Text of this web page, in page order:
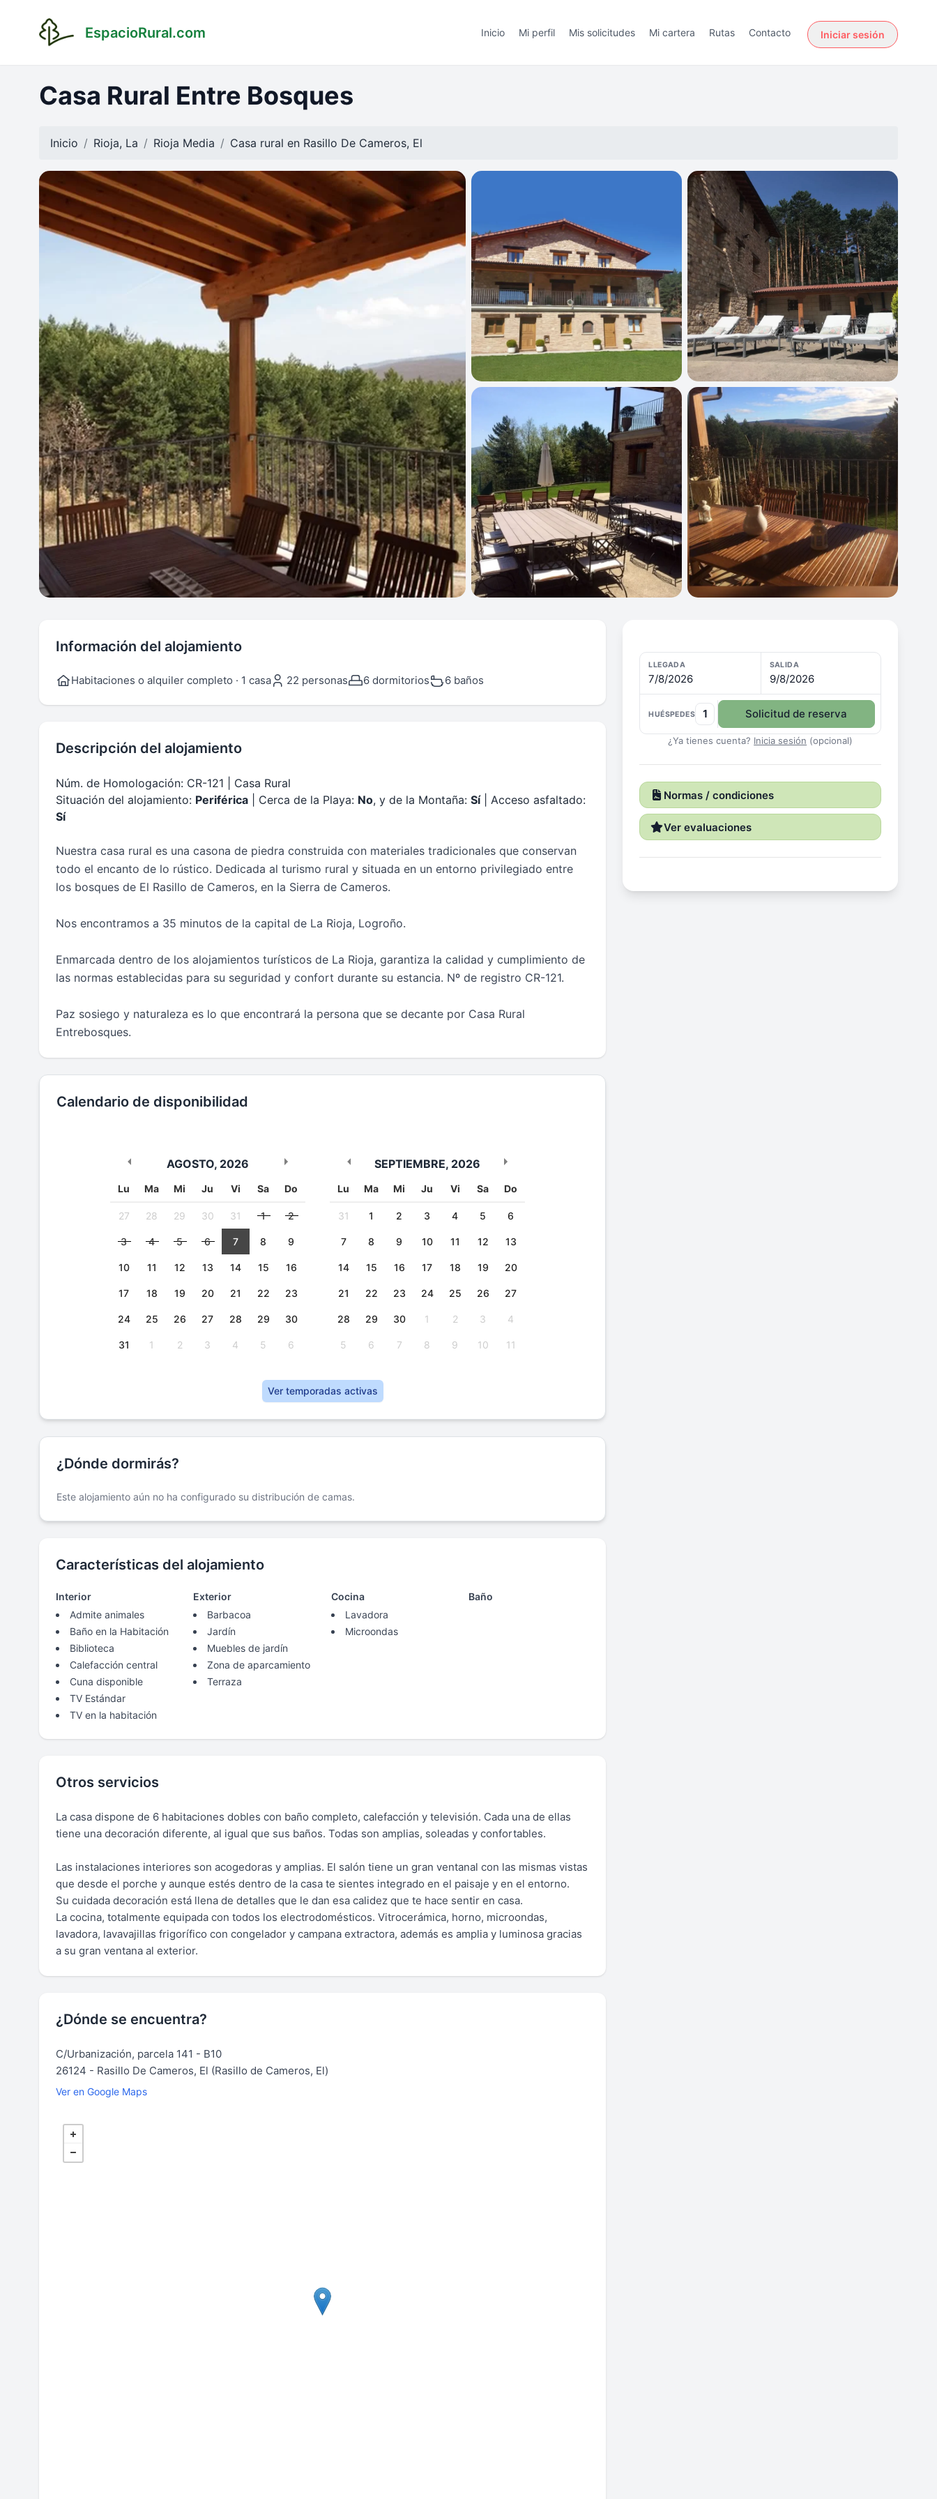
EspacioRural.com Inicio Mi perfil Mis solicitudes Mi cartera Rutas Contacto Iniciar sesión
Casa Rural Entre Bosques
Inicio Rioja, La Rioja Media Casa rural en Rasillo De Cameros, El
Información del alojamiento
Habitaciones o alquiler completo · 1 casa 22 personas 6 dormitorios 6 baños
Descripción del alojamiento
Núm. de Homologación: CR-121 | Casa Rural
Situación del alojamiento: Periférica | Cerca de la Playa: No, y de la Montaña: Sí| Acceso asfaltado:
Sí
Nuestra casa rural es una casona de piedra construida con materiales tradicionales que conservan
todo el encanto de lo rústico. Dedicada al turismo rural y situada en un entorno privilegiado entre
los bosques de El Rasillo de Cameros, en la Sierra de Cameros.
Nos encontramos a 35 minutos de la capital de La Rioja, Logroño.
Enmarcada dentro de los alojamientos turísticos de La Rioja, garantiza la calidad y cumplimiento de
las normas establecidas para su seguridad y confort durante su estancia. Nº de registro CR-121.
Paz sosiego y naturaleza es lo que encontrará la persona que se decante por Casa Rural
Entrebosques.
Calendario de disponibilidad
AGOSTO, 2026
Lu Ma Mi Ju Vi Sa Do
27 28 29 30 31 1 2
3 4 5 6 7 8 9
10 11 12 13 14 15 16
17 18 19 20 21 22 23
24 25 26 27 28 29 30
31 1 2 3 4 5 6
SEPTIEMBRE, 2026
Lu Ma Mi Ju Vi Sa Do
31 1 2 3 4 5 6
7 8 9 10 11 12 13
14 15 16 17 18 19 20
21 22 23 24 25 26 27
28 29 30 1 2 3 4
5 6 7 8 9 10 11
Ver temporadas activas
¿Dónde dormirás?
Este alojamiento aún no ha configurado su distribución de camas.
Características del alojamiento
Interior
Admite animales
Baño en la Habitación
Biblioteca
Calefacción central
Cuna disponible
TV Estándar
TV en la habitación
Exterior
Barbacoa
Jardín
Muebles de jardín
Zona de aparcamiento
Terraza
Cocina
Lavadora
Microondas
Baño
Otros servicios
La casa dispone de 6 habitaciones dobles con baño completo, calefacción y televisión. Cada una de ellas
tiene una decoración diferente, al igual que sus baños. Todas son amplias, soleadas y confortables.
Las instalaciones interiores son acogedoras y amplias. El salón tiene un gran ventanal con las mismas vistas
que desde el porche y aunque estés dentro de la casa te sientes integrado en el paisaje y en el entorno.
Su cuidada decoración está llena de detalles que le dan esa calidez que te hace sentir en casa.
La cocina, totalmente equipada con todos los electrodomésticos. Vitrocerámica, horno, microondas,
lavadora, lavavajillas frigorífico con congelador y campana extractora, además es amplia y luminosa gracias
a su gran ventana al exterior.
¿Dónde se encuentra?
C/Urbanización, parcela 141 - B10
26124 - Rasillo De Cameros, El (Rasillo de Cameros, El)
Ver en Google Maps
LLEGADA
7/8/2026
SALIDA
9/8/2026
HUÉSPEDES 1 Solicitud de reserva
¿Ya tienes cuenta? Inicia sesión (opcional)
Normas / condiciones
Ver evaluaciones